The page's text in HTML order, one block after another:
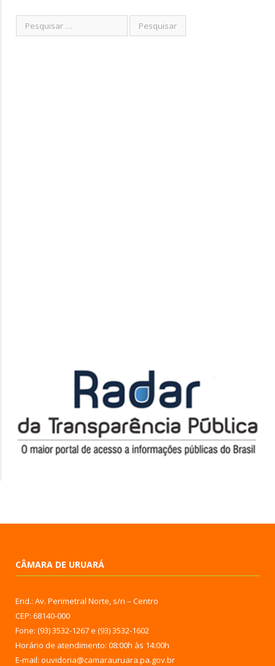
CÂMARA DE URUARÁ
End.: Av. Perimetral Norte, s/n – Centro
CEP: 68140-000
Fone: (93) 3532-1267 e (93) 3532-1602
Horário de atendimento: 08:00h às 14:00h
E-mail: ouvidoria@camarauruara.pa.gov.br